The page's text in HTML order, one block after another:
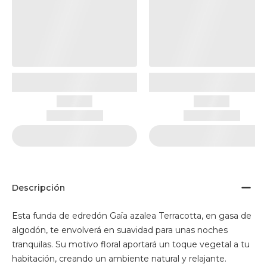
Descripción
Esta funda de edredón Gaïa azalea Terracotta, en gasa de
algodón, te envolverá en suavidad para unas noches
tranquilas. Su motivo floral aportará un toque vegetal a tu
habitación, creando un ambiente natural y relajante.